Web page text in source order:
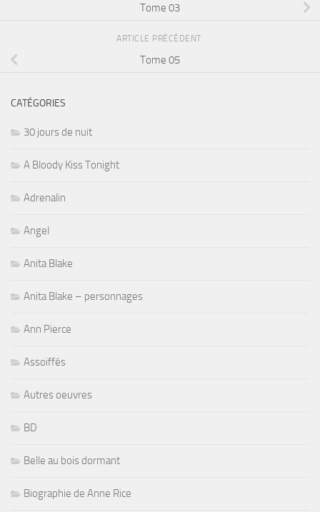
Tome 03
ARTICLE PRÉCÉDENT
Tome 05
CATÉGORIES
30 jours de nuit
A Bloody Kiss Tonight
Adrenalin
Angel
Anita Blake
Anita Blake – personnages
Ann Pierce
Assoiffés
Autres oeuvres
BD
Belle au bois dormant
Biographie de Anne Rice